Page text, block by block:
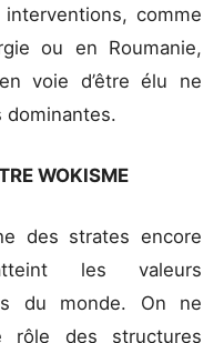
comme
ou en Roumanie,
voie d’être élu ne
dominantes.
WOKISME
des strates encore
les valeurs
du monde. On ne
rôle des structures